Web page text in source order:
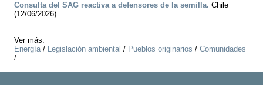
Consulta del SAG reactiva a defensores de la semilla. Chile
(12/06/2026)
Ver más:
Energía/ Legislación ambiental / Pueblos originarios / Comunidades
/